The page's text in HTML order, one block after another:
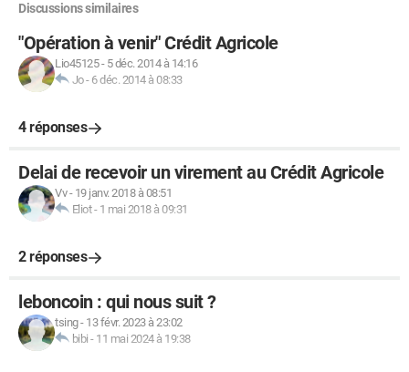
Discussions similaires
"Opération à venir" Crédit Agricole
Lio45125- 5 déc. 2014 à 14:16
Jo- 6 déc. 2014 à 08:33
4 réponses
Delai de recevoir un virement au Crédit Agricole
Vv- 19 janv. 2018 à 08:51
Eliot- 1 mai 2018 à 09:31
2 réponses
leboncoin : qui nous suit ?
tsing- 13 févr. 2023 à 23:02
bibi - 11 mai 2024 à 19:38